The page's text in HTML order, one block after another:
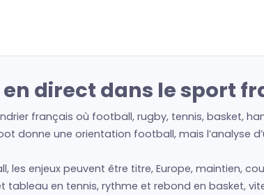
direct dans le sport
français où football, rugby, tennis, basket,
donne une orientation football, mais l’analyse
les enjeux peuvent être titre, Europe, maintien,
tableau en tennis, rythme et rebond en basket,